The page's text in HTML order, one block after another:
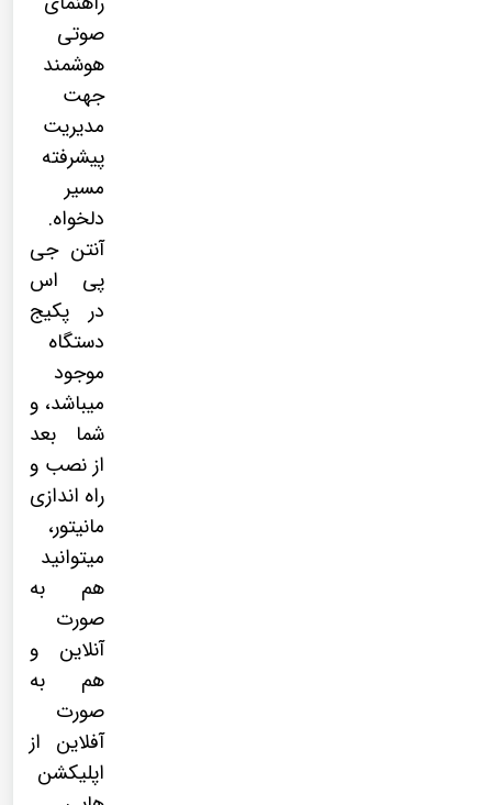
صوتی
هوشمند
جهت
مدیریت
پیشرفته
مسیر
دلخواه.
آنتن جی
پی اس
در پکیج
دستگاه
موجود
میباشد، و
شما بعد
از نصب و
راه اندازی
مانیتور،
میتوانید
هم به
صورت
آنلاین و
هم به
صورت
آفلاین از
اپلیکشن